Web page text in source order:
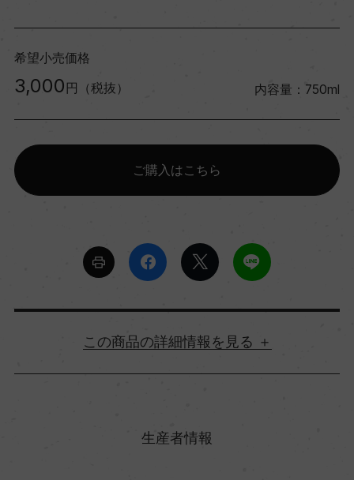
希望小売価格
3,000 円（税抜） 内容量：750ml
ご購入はこちら
詳細情報
生産者情報